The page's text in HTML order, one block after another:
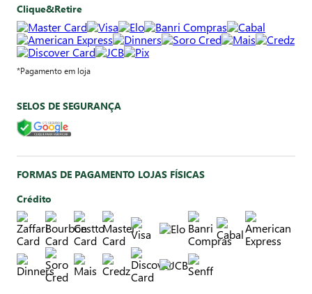
Clique&Retire
*Pagamento em loja
SELOS DE SEGURANÇA
FORMAS DE PAGAMENTO LOJAS FÍSICAS
Crédito